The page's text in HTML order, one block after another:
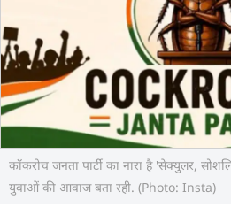
कॉकरोच जनता पार्टी का नारा है 'सेक्युलर,
युवाओं की आवाज बता रही. (Photo: Insta)